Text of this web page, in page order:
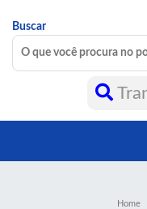
Buscar
Home